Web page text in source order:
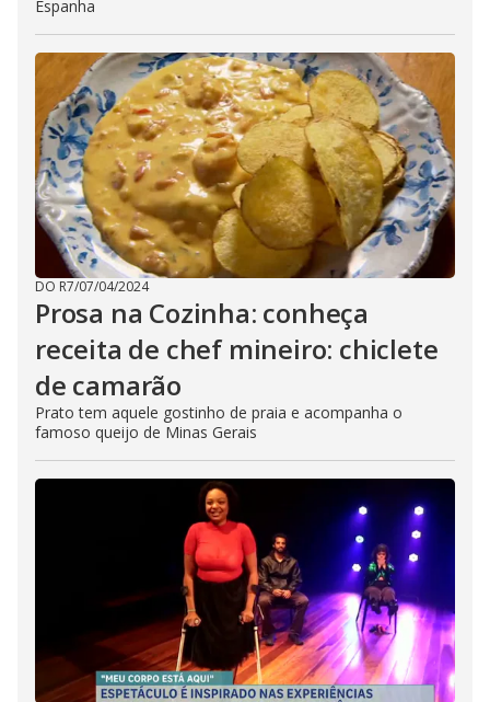
Espanha
DO R7/07/04/2024
Prosa na Cozinha: conheça
receita de chef mineiro: chiclete
de camarão
Prato tem aquele gostinho de praia e acompanha o
famoso queijo de Minas Gerais